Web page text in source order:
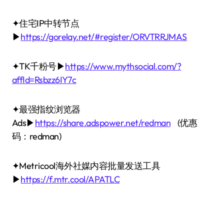
✦住宅IP中转节点
▶https://gorelay.net/#register/ORVTRRJMAS
✦TK千粉号▶https://www.mythsocial.com/?
affId=Rsbzz6IY7c
✦最强指纹浏览器
Ads▶https://share.adspower.net/redman (优惠
码：redman)
✦Metricool海外社媒内容批量发送工具
▶https://f.mtr.cool/APATLC